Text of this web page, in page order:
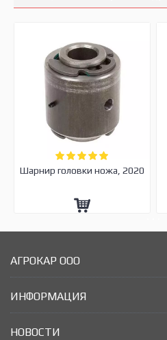
Шарнир головки ножа, 2020
АГРОКАР ООО
ИНФОРМАЦИЯ
НОВОСТИ